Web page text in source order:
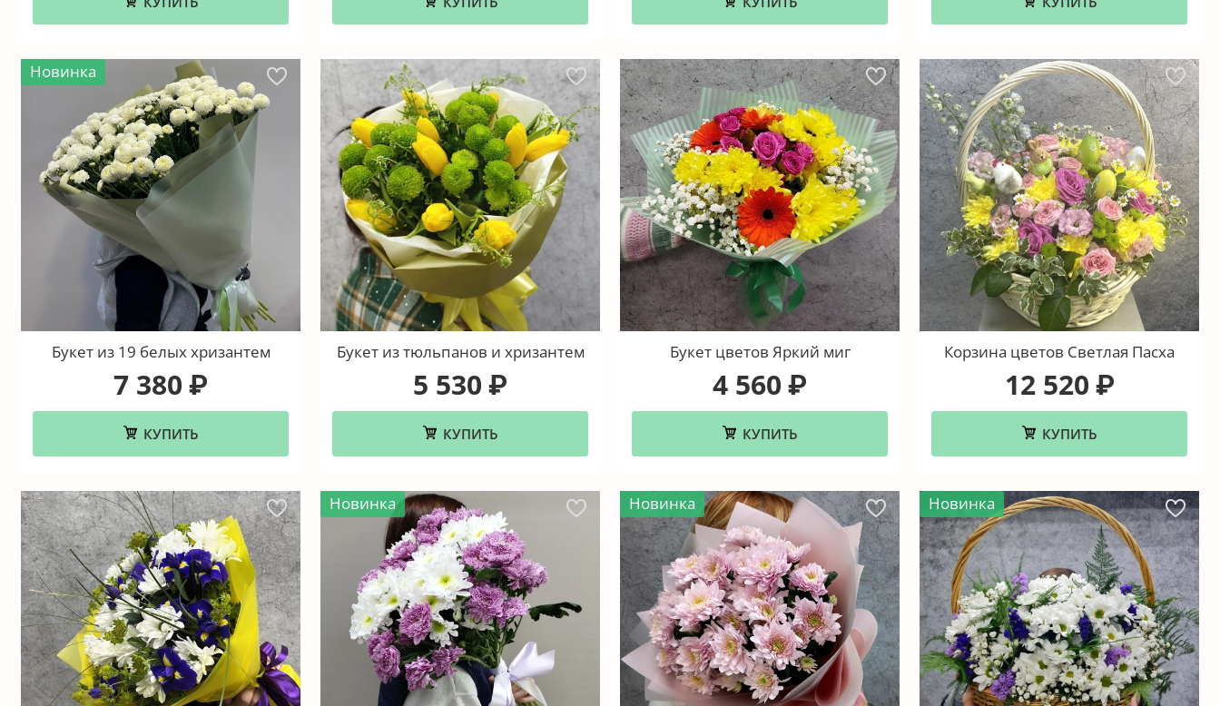
Новинка
Букет из 19 белых хризантем
7 380 ₽
КУПИТЬ
Букет из тюльпанов и хризантем
5 530 ₽
КУПИТЬ
Букет цветов Яркий миг
4 560 ₽
КУПИТЬ
Корзина цветов Светлая Пасха
12 520 ₽
КУПИТЬ
Новинка Новинка Новинка